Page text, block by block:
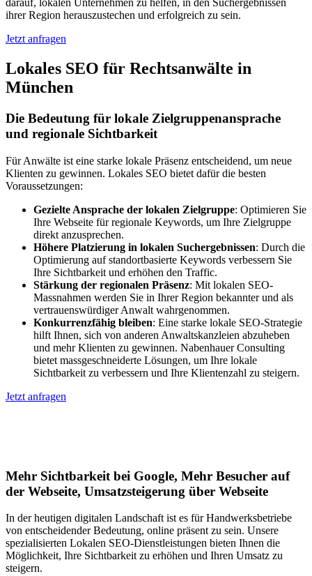
darauf, lokalen Unternehmen zu helfen, in den Suchergebnissen
ihrer Region herauszustechen und erfolgreich zu sein.
Jetzt anfragen
Lokales SEO für Rechtsanwälte in
München
Die Bedeutung für lokale Zielgruppenansprache
und regionale Sichtbarkeit
Für Anwälte ist eine starke lokale Präsenz entscheidend, um neue
Klienten zu gewinnen. Lokales SEO bietet dafür die besten
Voraussetzungen:
Gezielte Ansprache der lokalen Zielgruppe: Optimieren Sie
Ihre Webseite für regionale Keywords, um Ihre Zielgruppe
direkt anzusprechen.
Höhere Platzierung in lokalen Suchergebnissen: Durch die
Optimierung auf standortbasierte Keywords verbessern Sie
Ihre Sichtbarkeit und erhöhen den Traffic.
Stärkung der regionalen Präsenz: Mit lokalen SEO-
Massnahmen werden Sie in Ihrer Region bekannter und als
vertrauenswürdiger Anwalt wahrgenommen.
Konkurrenzfähig bleiben: Eine starke lokale SEO-Strategie
hilft Ihnen, sich von anderen Anwaltskanzleien abzuheben
und mehr Klienten zu gewinnen. Nabenhauer Consulting
bietet massgeschneiderte Lösungen, um Ihre lokale
Sichtbarkeit zu verbessern und Ihre Klientenzahl zu steigern.
Jetzt anfragen
Mehr Sichtbarkeit bei Google, Mehr Besucher auf
der Webseite, Umsatzsteigerung über Webseite
In der heutigen digitalen Landschaft ist es für Handwerksbetriebe
von entscheidender Bedeutung, online präsent zu sein. Unsere
spezialisierten Lokalen SEO-Dienstleistungen bieten Ihnen die
Möglichkeit, Ihre Sichtbarkeit zu erhöhen und Ihren Umsatz zu
steigern.